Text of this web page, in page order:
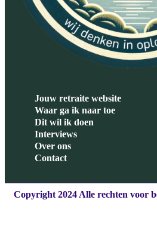
Jouw retraite website
Waar ga ik naar toe
Dit wil ik doen
Interviews
Over ons
Contact
Copyright 2024 Alle rechten voor